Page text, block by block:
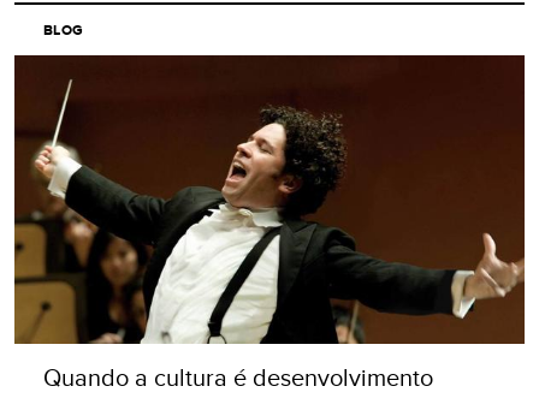
BLOG
Quando a cultura é desenvolvimento